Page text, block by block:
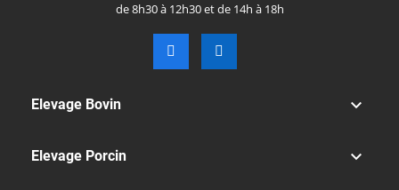
de 8h30 à 12h30 et de 14h à 18h
Elevage Bovin 
Elevage Porcin 